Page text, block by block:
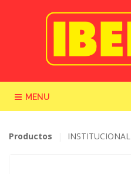
MENU
Productos INSTITUCIONAL